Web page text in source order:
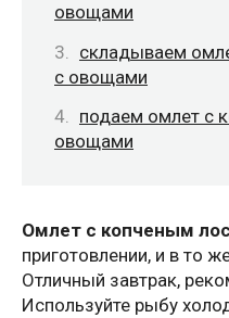
овощами
складываем
с овощами
подаем омлет с
овощами
Омлет с копченым
приготовлении, и в то
Отличный завтрак,
Используйте рыбу